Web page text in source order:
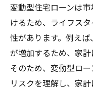
変動型住宅ローンは
けるため、ライフス
性があります。例え
が増加するため、家計
そのため、変動型ロ
リスクを理解し、家